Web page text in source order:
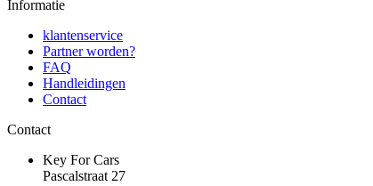
Informatie
klantenservice
Partner worden?
FAQ
Handleidingen
Contact
Contact
Key For Cars
Pascalstraat 27